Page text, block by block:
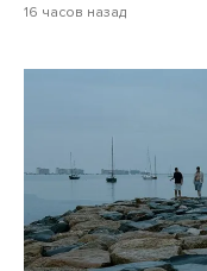
16 часов назад